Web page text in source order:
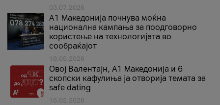
03.07.2026
A1 Македонија почнува моќна
национална кампања за поодговорно
користење на технологијата во
сообраќајот
18.05.2026
Овој Валентајн, A1 Македонија и 6
скопски кафулиња ја отворија темата за
safe dating
16.02.2026